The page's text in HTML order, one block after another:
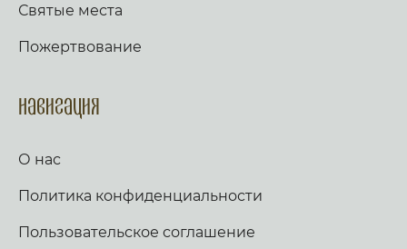
Святые места
Пожертвование
Навигация
О нас
Политика конфиденциальности
Пользовательское соглашение